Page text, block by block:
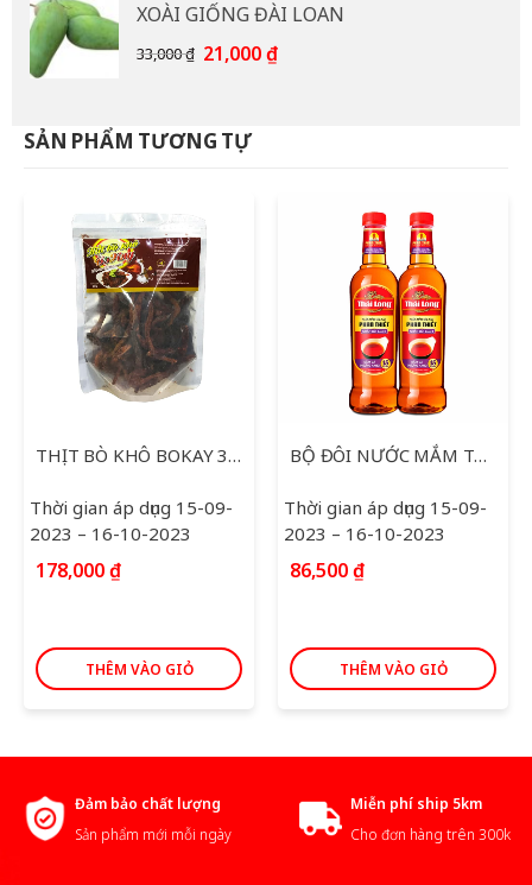
15,000 ₫.là:
12,000 ₫.
XOÀI GIỐNG ĐÀI LOAN
33,000₫ Giá
33,000 ₫.
21,000₫Giá
SẢN PHẨM TƯƠNG TỰ
THỊT BÒ KHÔ BOKAY 300G
Thời gian áp dụng 15-09-
2023 – 16-10-2023
178,000₫
THÊM VÀO GIỎ
BỘ ĐÔI NƯỚC MẮM THÁI LONG 750ML
Thời gian áp dụng 15-09-
2023 – 16-10-2023
86,500₫
THÊM VÀO GIỎ
Đảm bảo chất lượng
Sản phẩm mới mỗi ngày
Miễn phí ship 5km
Cho đơn hàng trên 300k